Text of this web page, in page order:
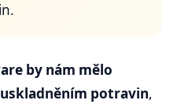
by nám mělo
potravin,